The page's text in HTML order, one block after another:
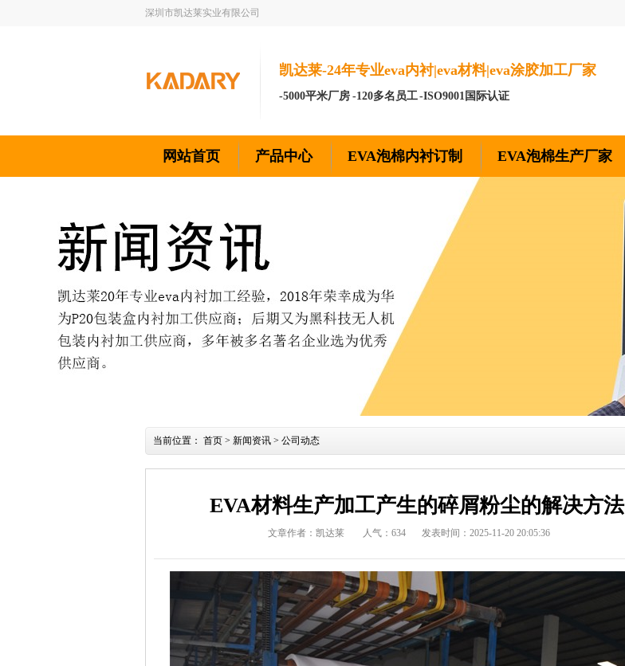
深圳市凯达莱实业有限公司
凯达莱-24年专业eva内衬|eva材料|eva涂胶加工厂家
-5000平米厂房 -120多名员工 -ISO9001国际认证
网站首页 产品中心 EVA泡棉内衬订制 EVA泡棉生产厂家
公司实力
当前位置： 首页 > 新闻资讯 > 公司动态
EVA材料生产加工产生的碎屑粉尘的解决方法
文章作者：凯达莱 人气： 634 发表时间：2025-11-20 20:05:36